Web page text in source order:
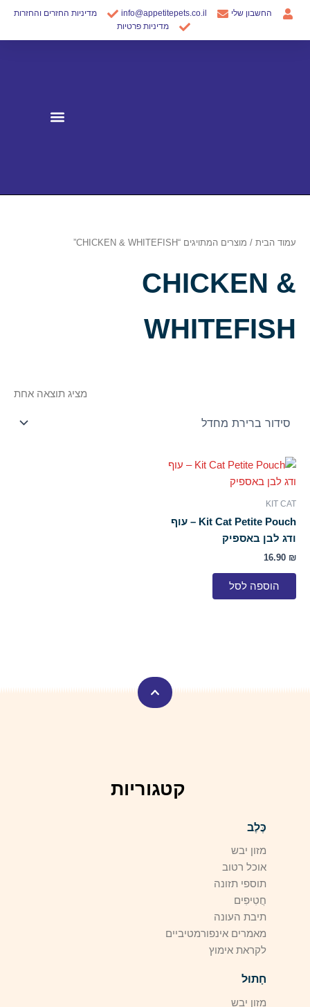
דילוג
החשבון שלי info@appetitepets.co.il
מדיניות החזרים והחזרות
מדיניות פרטיות
עמוד הבית / מוצרים המתויגים “CHICKEN & WHITEFISH”
CHICKEN &
WHITEFISH
מציג תוצאה אחת
KIT CAT
Kit Cat Petite Pouch – עוף
ודג לבן באספיק
16.90 ₪
הוספה לסל
קטגוריות
כֶּלֶב
מזון יבש
אוכל רטוב
תוספי תזונה
חֲטִיפִים
תיבת העונה
מאמרים אינפורמטיביים
לקראת אימוץ
חָתוּל
מזון יבש